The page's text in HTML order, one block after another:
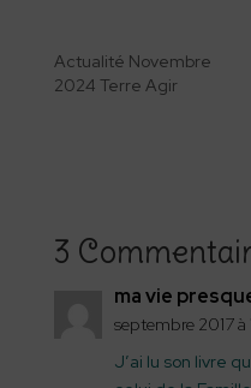
Actualité Novembre
2024 Terre Agir
3
ma vie
septembre 2017 à
J’ai lu son livre